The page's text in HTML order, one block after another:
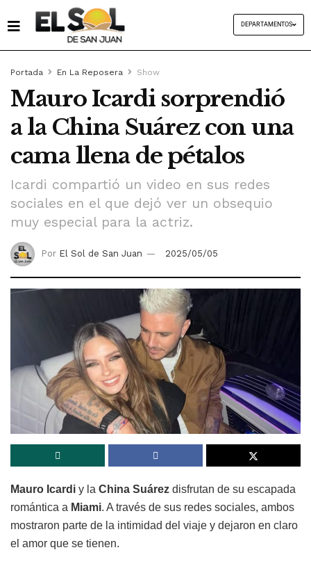
DEPARTAMENTOS
Portada En La Reposera Show
Mauro Icardi sorprendió
a la China Suárez con una
cama llena de pétalos
Icardi compartió un video en sus redes
sociales en el que dejó ver un obsequio
muy especial para la actriz.
Por El Sol de San Juan 2025/05/05
Mauro Icardi y la China Suárez disfrutan de su escapada
romántica a Miami. A través de sus redes sociales, ambos
mostraron parte de la intimidad del viaje y dejaron en claro
el amor que se tienen.